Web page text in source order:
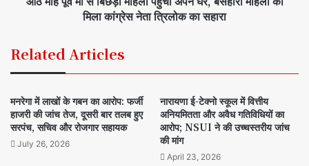
मिला कांग्रेस नेता त्रिलोक का सहारा
Related Articles
मनरेगा में लाखों के गबन का आरोप: फर्जी
हाजरी की जांच तेज, दूसरी बार तलब हुए
सरपंच, सचिव और रोजगार सहायक
July 26, 2026
नारायणा ई-टेक्नो स्कूल में वित्तीय
अनियमितता और अवैध गतिविधियों का
आरोप; NSUI ने की उच्चस्तरीय जांच
की मांग
April 23, 2026